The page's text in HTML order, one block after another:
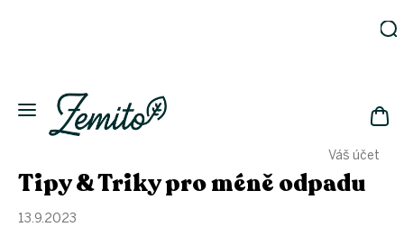
Váš účet
Eko
domácnost
Kosmetika
láhve
Tipy & Triky pro méně odpadu
13.9.2023